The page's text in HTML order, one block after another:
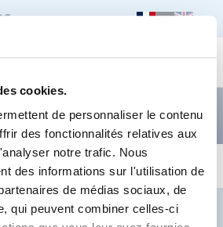
cookies.
de personnaliser le contenu
des fonctionnalités relatives aux
notre trafic. Nous
des informations sur l'utilisation de
de médias sociaux, de
qui peuvent combiner celles-ci
CSL – édition mai 2026